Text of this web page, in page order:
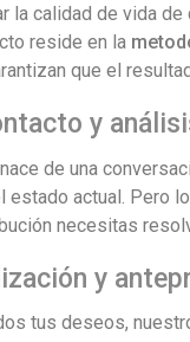
la calidad de vida
reside en la
que el
y
de una
estado actual. Pero
necesitas
y
tus deseos,